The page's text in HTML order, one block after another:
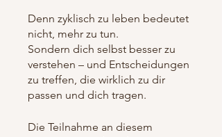
Denn zyklisch zu leben bedeutet
nicht, mehr zu tun.
Sondern dich selbst besser zu
verstehen – und Entscheidungen
zu treffen, die wirklich zu dir
passen und dich tragen.
Die Teilnahme an diesem